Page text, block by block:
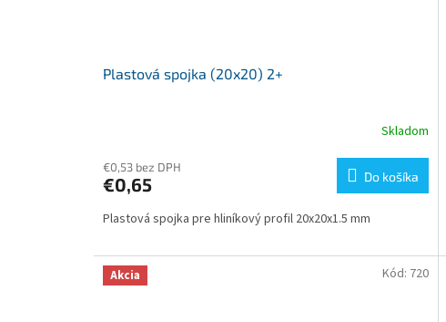
Plastová spojka (20x20) 2+
Skladom
€0,53 bez DPH
€0,65 Do košíka
Plastová spojka pre hliníkový profil 20x20x1.5 mm
Akcia Kód: 720